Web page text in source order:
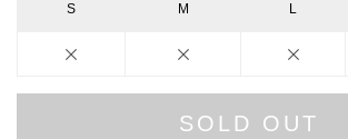
S M L
SOLD OUT